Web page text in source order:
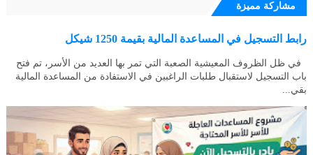
مشاركة مميزة
رابط التسجيل في المساعدة المالية بقيمة 1250 شيكل
في ظل الظروف المعيشية الصعبة التي تمر بها العديد من الأسر، تم فتح
باب التسجيل لاستقبال طلبات الراغبين في الاستفادة من المساعدة المالية
بقي...